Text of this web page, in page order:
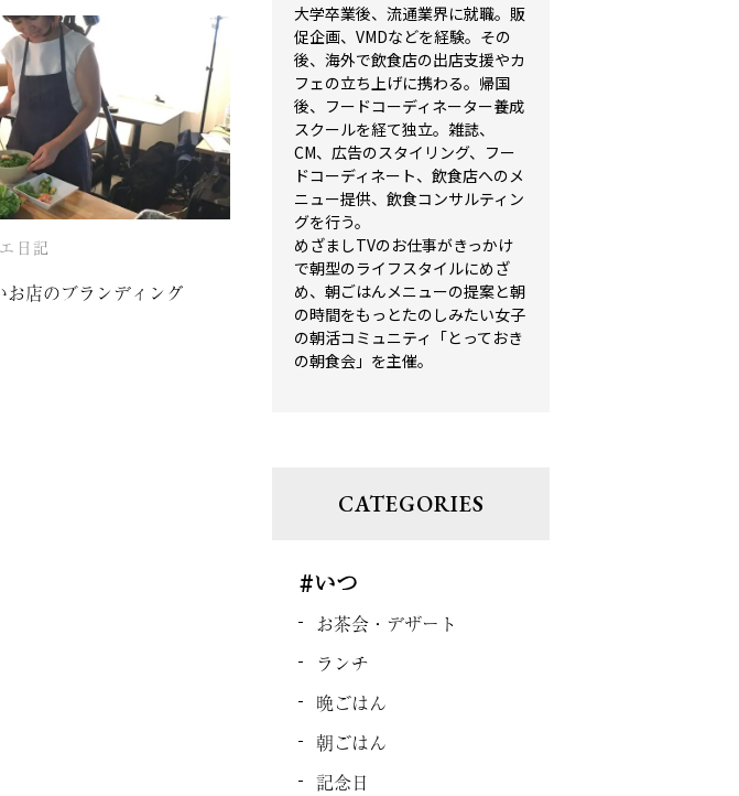
日記
お店のブランディング
大学卒業後、流通業界に就職。販
促企画、VMDなどを経験。その
後、海外で飲食店の出店支援やカ
フェの立ち上げに携わる。帰国
後、フードコーディネーター養成
スクールを経て独立。雑誌、
CM、広告のスタイリング、フー
ドコーディネート、飲食店へのメ
ニュー提供、飲食コンサルティン
グを行う。
めざましTVのお仕事がきっかけ
で朝型のライフスタイルにめざ
め、朝ごはんメニューの提案と朝
の時間をもっとたのしみたい女子
の朝活コミュニティ「とっておき
の朝食会」を主催。
CATEGORIES
#いつ
お茶会・デザート
ランチ
晩ごはん
朝ごはん
記念日